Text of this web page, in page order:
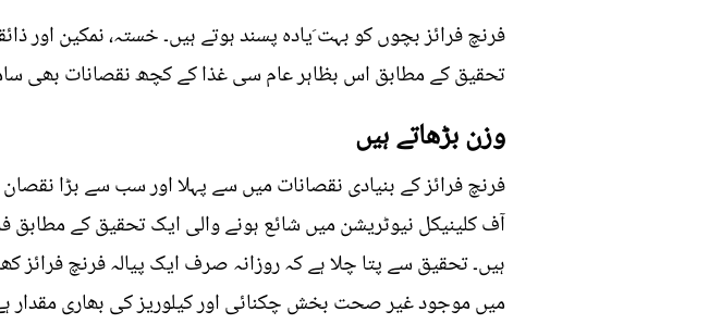
فرنچ فرائز بچوں کو بہت َیادہ پسند ہوتے ہیں۔ خستہ، نمکین اور
تحقیق کے مطابق اس بظاہر عام سی غذا کے کچھ نقصانات بھی
وزن بڑھاتے ہیں
فرنچ فرائز کے بنیادی نقصانات میں سے پہلا اور سب سے بڑا
آف کلینیکل نیوٹریشن میں شائع ہونے والی ایک تحقیق کے مطابق
میں موجود غیر صحت بخش چکنائی اور کیلوریز کی بھاری مقدار